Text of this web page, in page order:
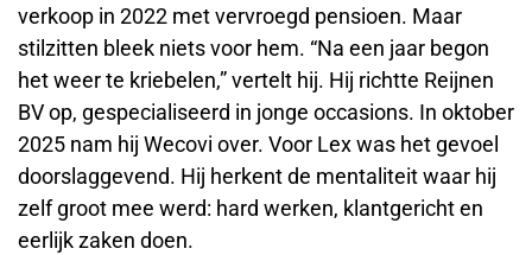
verkoop in 2022 met vervroegd pensioen. Maar
stilzitten bleek niets voor hem. “Na een jaar begon
het weer te kriebelen,” vertelt hij. Hij richtte Reijnen
BV op, gespecialiseerd in jonge occasions. In oktober
2025 nam hij Wecovi over. Voor Lex was het gevoel
doorslaggevend. Hij herkent de mentaliteit waar hij
zelf groot mee werd: hard werken, klantgericht en
eerlijk zaken doen.